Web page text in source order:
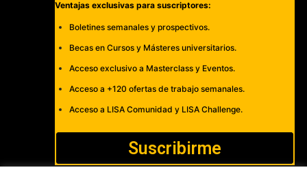
Ventajas exclusivas para suscriptores:
Boletines semanales y prospectivos.
Becas en Cursos y Másteres universitarios.
Acceso exclusivo a Masterclass y Eventos.
Acceso a +120 ofertas de trabajo semanales.
Acceso a LISA Comunidad y LISA Challenge.
Suscribirme